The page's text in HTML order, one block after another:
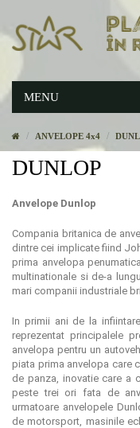
MENU
ANVELOPE 4x4
DUNLOP
Anvelope Dunlop
Compania britanica de
dintre cei implicate fiind
prima anvelopa
multinationale si de-a
mari companii industriale
In primii ani de la
reprezentat principalele
anvelopa pentru un
piata prima anvelopa care
de panza, inovatie care a
peste trei ori fata de
urmatoare anvelopele
de motorsport, masinile